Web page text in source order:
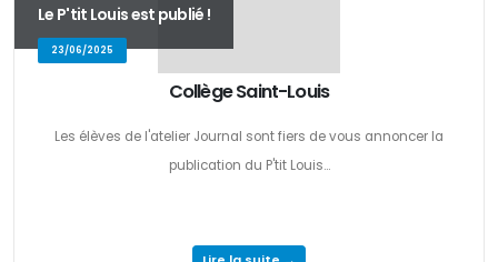
Le P'tit Louis est publié !
23/06/2025
Collège Saint-Louis
Les élèves de l'atelier Journal sont fiers de vous annoncer la
publication du P'tit Louis...